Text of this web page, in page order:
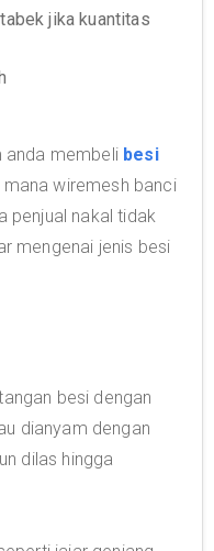
jika kuantitas
anda membeli besi
wiremesh banci
penjual nakal tidak
mengenai jenis besi
besi dengan
dianyam dengan
dilas hingga